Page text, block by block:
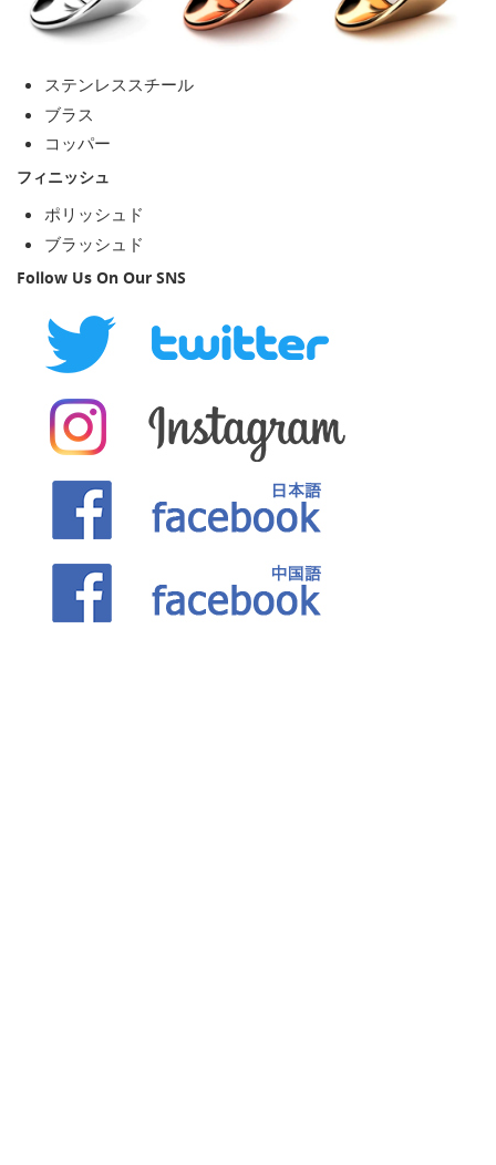
ステンレススチール
ブラス
コッパー
フィニッシュ
ポリッシュド
ブラッシュド
Follow Us On Our SNS